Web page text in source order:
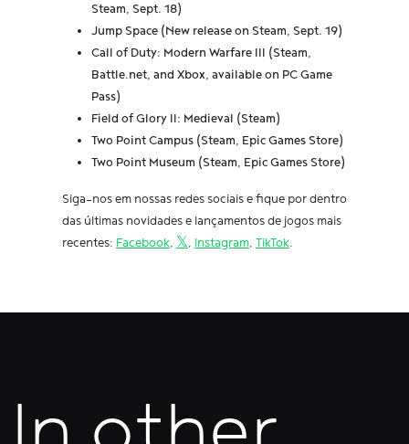
Steam, Sept. 18)
Jump Space (New release on Steam, Sept. 19)
Call of Duty: Modern Warfare III (Steam,
Battle.net, and Xbox, available on PC Game
Pass)
Field of Glory II: Medieval (Steam)
Two Point Campus (Steam, Epic Games Store)
Two Point Museum (Steam, Epic Games Store)
Siga-nos em nossas redes sociais e fique por dentro
das últimas novidades e lançamentos de jogos mais
recentes: Facebook, 𝕏, Instagram, TikTok.